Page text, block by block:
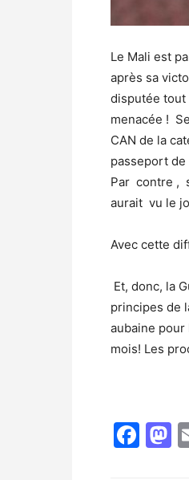
Le Mali est
après sa
disputée tout
menacée !
CAN de la
passeport de
Par contre ,
aurait vu le
Avec cette
Et, donc, la
principes de
aubaine
mois! Les